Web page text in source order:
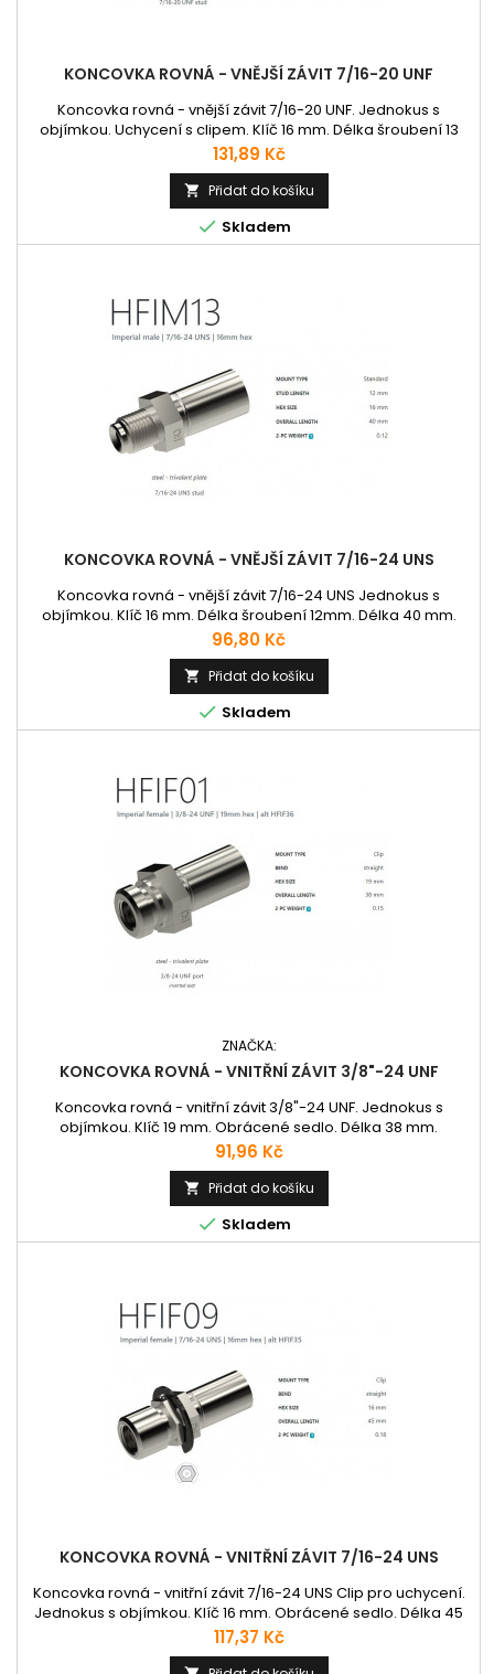
KONCOVKA ROVNÁ - VNĚJŠÍ ZÁVIT 7/16-20 UNF
Koncovka rovná - vnější závit 7/16-20 UNF. Jednokus s
objímkou. Uchycení s clipem. Klíč 16 mm. Délka šroubení 13
mm. Délka 51 mm.
Cena
131,89 Kč
 Přidat do košíku
 Skladem
KONCOVKA ROVNÁ - VNĚJŠÍ ZÁVIT 7/16-24 UNS
Koncovka rovná - vnější závit 7/16-24 UNS Jednokus s
objímkou. Klíč 16 mm. Délka šroubení 12mm. Délka 40 mm.
Cena
96,80 Kč
 Přidat do košíku
 Skladem
ZNAČKA:
KONCOVKA ROVNÁ - VNITŘNÍ ZÁVIT 3/8"-24 UNF
Koncovka rovná - vnitřní závit 3/8"-24 UNF. Jednokus s
objímkou. Klíč 19 mm. Obrácené sedlo. Délka 38 mm.
Cena
91,96 Kč
 Přidat do košíku
 Skladem
KONCOVKA ROVNÁ - VNITŘNÍ ZÁVIT 7/16-24 UNS
Koncovka rovná - vnitřní závit 7/16-24 UNS Clip pro uchycení.
Jednokus s objímkou. Klíč 16 mm. Obrácené sedlo. Délka 45
mm.
Cena
117,37 Kč